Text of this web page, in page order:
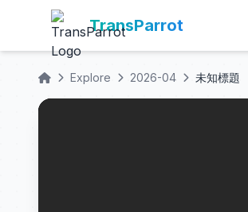
TransParrot
Explore 2026-04 未知標題